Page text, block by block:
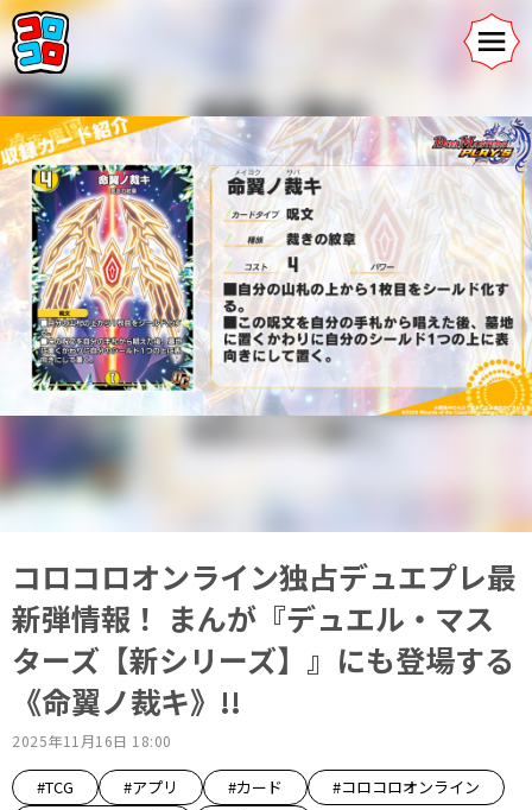
コロコロオンライン独占デュエプレ最
新弾情報！ まんが『デュエル・マス
ターズ【新シリーズ】』にも登場する
《命翼ノ裁キ》!!
2025年11月16日 18:00
#TCG #アプリ #カード
#コロコロオンライン